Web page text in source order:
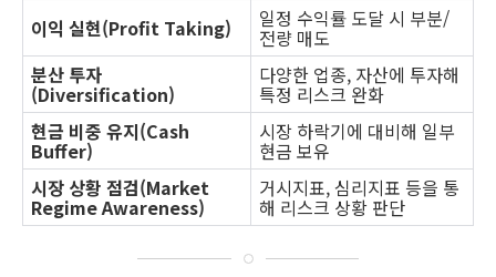
이익 실현(Profit Taking)
일정 수익률 도달 시 부분/
전량 매도
분산 투자
(Diversification)
다양한 업종, 자산에 투자해
특정 리스크 완화
현금 비중 유지(Cash
Buffer)
시장 하락기에 대비해 일부
현금 보유
시장 상황 점검(Market
Regime Awareness)
거시지표, 심리지표 등을 통
해 리스크 상황 판단